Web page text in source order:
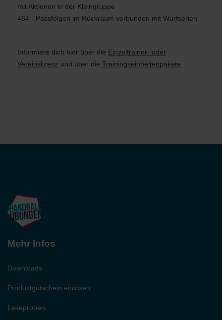
mit Aktionen in der Kleingruppe
464 - Passfolgen im Rückraum verbunden mit Wurfserien
Informiere dich hier über die Einzeltrainer- oder
Vereinslizenz und über die Trainingseinheitenpakete
Mehr Infos
Downloads
Produktgutschein einlösen
Leseproben